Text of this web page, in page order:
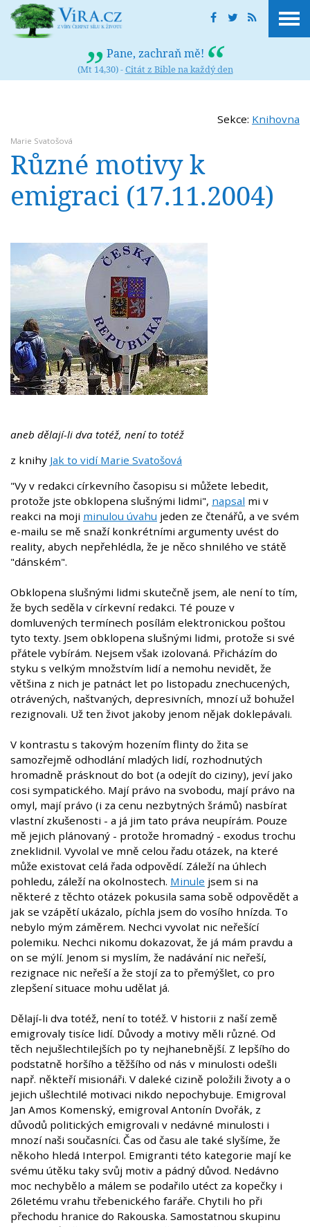
Pane, zachraň mě!
(Mt 14,30) -Citát z Bible na každý den
Sekce: Knihovna
Marie Svatošová
Různé motivy k
emigraci (17.11.2004)
aneb dělají-li dva totéž, není to totéž
z knihy Jak to vidí Marie Svatošová
"Vy v redakci církevního časopisu si můžete lebedit,
protože jste obklopena slušnými lidmi", napsal mi v
reakci na moji minulou úvahu jeden ze čtenářů, a ve svém
e-mailu se mě snaží konkrétními argumenty uvést do
reality, abych nepřehlédla, že je něco shnilého ve státě
"dánském".
Obklopena slušnými lidmi skutečně jsem, ale není to tím,
že bych seděla v církevní redakci. Té pouze v
domluvených termínech posílám elektronickou poštou
tyto texty. Jsem obklopena slušnými lidmi, protože si své
přátele vybírám. Nejsem však izolovaná. Přicházím do
styku s velkým množstvím lidí a nemohu nevidět, že
většina z nich je patnáct let po listopadu znechucených,
otrávených, naštvaných, depresivních, mnozí už bohužel
rezignovali. Už ten život jakoby jenom nějak doklepávali.
V kontrastu s takovým hozením flinty do žita se
samozřejmě odhodlání mladých lidí, rozhodnutých
hromadně prásknout do bot (a odejít do ciziny), jeví jako
cosi sympatického. Mají právo na svobodu, mají právo na
omyl, mají právo (i za cenu nezbytných šrámů) nasbírat
vlastní zkušenosti - a já jim tato práva neupírám. Pouze
mě jejich plánovaný - protože hromadný - exodus trochu
zneklidnil. Vyvolal ve mně celou řadu otázek, na které
může existovat celá řada odpovědí. Záleží na úhlech
pohledu, záleží na okolnostech. Minule jsem si na
některé z těchto otázek pokusila sama sobě odpovědět a
jak se vzápětí ukázalo, píchla jsem do vosího hnízda. To
nebylo mým záměrem. Nechci vyvolat nic neřešící
polemiku. Nechci nikomu dokazovat, že já mám pravdu a
on se mýlí. Jenom si myslím, že nadávání nic neřeší,
rezignace nic neřeší a že stojí za to přemýšlet, co pro
zlepšení situace mohu udělat já.
Dělají-li dva totéž, není to totéž. V historii z naší země
emigrovaly tisíce lidí. Důvody a motivy měli různé. Od
těch nejušlechtilejších po ty nejhanebnější. Z lepšího do
podstatně horšího a těžšího od nás v minulosti odešli
např. někteří misionáři. V daleké cizině položili životy a o
jejich ušlechtilé motivaci nikdo nepochybuje. Emigroval
Jan Amos Komenský, emigroval Antonín Dvořák, z
důvodů politických emigrovali v nedávné minulosti i
mnozí naši současníci. Čas od času ale také slyšíme, že
někoho hledá Interpol. Emigranti této kategorie mají ke
svému útěku taky svůj motiv a pádný důvod. Nedávno
moc nechybělo a málem se podařilo utéct za kopečky i
26letému vrahu třebenického faráře. Chytili ho při
přechodu hranice do Rakouska. Samostatnou skupinu